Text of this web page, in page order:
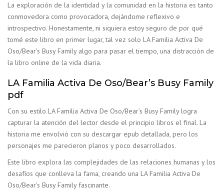
La exploración de la identidad y la comunidad en la historia es tanto
conmovedora como provocadora, dejándome reflexivo e
introspectivo. Honestamente, ni siquiera estoy seguro de por qué
tomé este libro en primer lugar, tal vez solo LA Familia Activa De
Oso/Bear’s Busy Family algo para pasar el tiempo, una distracción de
la libro online​ de la vida diaria.
LA Familia Activa De Oso/Bear’s Busy Family
pdf
Con su estilo LA Familia Activa De Oso/Bear’s Busy Family logra
capturar la atención del lector desde el principio libros el final. La
historia me envolvió con su descargar epub detallada, pero los
personajes me parecieron planos y poco desarrollados.
Este libro explora las complejidades de las relaciones humanas y los
desafíos que conlleva la fama, creando una LA Familia Activa De
Oso/Bear’s Busy Family fascinante.